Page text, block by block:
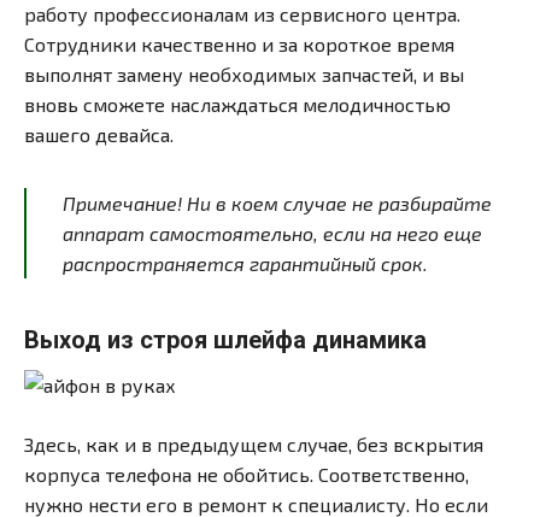
работу профессионалам из сервисного центра.
Сотрудники качественно и за короткое время
выполнят замену необходимых запчастей, и вы
вновь сможете наслаждаться мелодичностью
вашего девайса.
Примечание! Ни в коем случае не разбирайте
аппарат самостоятельно, если на него еще
распространяется гарантийный срок.
Выход из строя шлейфа динамика
Здесь, как и в предыдущем случае, без вскрытия
корпуса телефона не обойтись. Соответственно,
нужно нести его в ремонт к специалисту. Но если